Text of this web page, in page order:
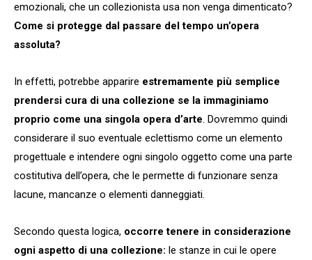
emozionali, che un collezionista usa non venga dimenticato?
Come si protegge dal passare del tempo un’opera
assoluta?
In effetti, potrebbe apparire estremamente più semplice
prendersi cura di una collezione se la immaginiamo
proprio come una singola opera d’arte. Dovremmo quindi
considerare il suo eventuale eclettismo come un elemento
progettuale e intendere ogni singolo oggetto come una parte
costitutiva dell’opera, che le permette di funzionare senza
lacune, mancanze o elementi danneggiati.
Secondo questa logica, occorre tenere in considerazione
ogni aspetto di una collezione: le stanze in cui le opere